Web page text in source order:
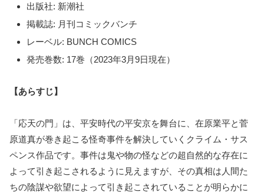
出版社: 新潮社
掲載誌: 月刊コミックバンチ
レーベル: BUNCH COMICS
発売巻数: 17巻（2023年3月9日現在）
【あらすじ】
「応天の門」は、平安時代の平安京を舞台に、在原業平と菅
原道真が巻き起こる怪奇事件を解決していくクライム・サス
ペンス作品です。事件は鬼や物の怪などの超自然的な存在に
よって引き起こされるように見えますが、その真相は人間た
ちの陰謀や欲望によって引き起こされていることが明らかに